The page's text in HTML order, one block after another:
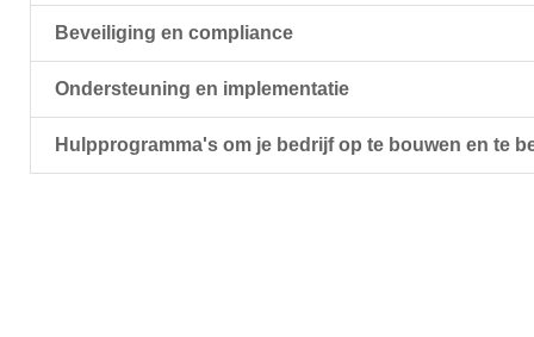
Beveiliging en compliance
Ondersteuning en implementatie
Hulpprogramma's om je bedrijf op te bouwen en te